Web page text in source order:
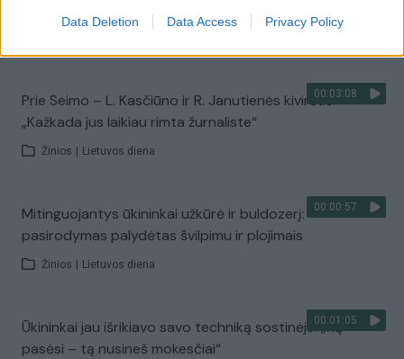
Data Deletion Data Access Privacy Policy
00:03:08
Prie Seimo – L. Kasčiūno ir R. Janutienės kivirčas:
„Kažkada jus laikiau rimta žurnaliste“
Žinios Lietuvos diena
00:00:57
Mitinguojantys ūkininkai užkūrė ir buldozerį:
pasirodymas palydėtas švilpimu ir plojimais
Žinios Lietuvos diena
00:01:05
Ūkininkai jau išrikiavo savo techniką sostinėje: „Ką
pasėsi – tą nusineš mokesčiai“